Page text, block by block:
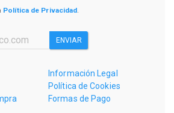
Política de Privacidad
ENVIAR
Información Legal
Política de Cookies
Formas de Pago